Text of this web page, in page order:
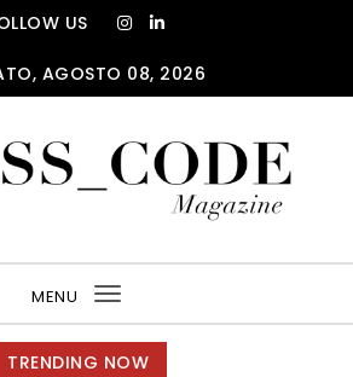
US
AGOSTO 08, 2026
MENU
Toggle
navigation
TRENDING NOW